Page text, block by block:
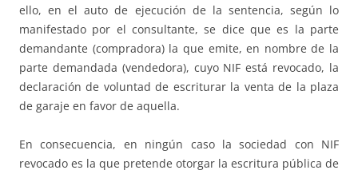
ello, en el auto de ejecución de la sentencia, según lo
manifestado por el consultante, se dice que es la parte
demandante (compradora) la que emite, en nombre de la
parte demandada (vendedora), cuyo NIF está revocado, la
declaración de voluntad de escriturar la venta de la plaza
de garaje en favor de aquella.
En consecuencia, en ningún caso la sociedad con NIF
revocado es la que pretende otorgar la escritura pública de